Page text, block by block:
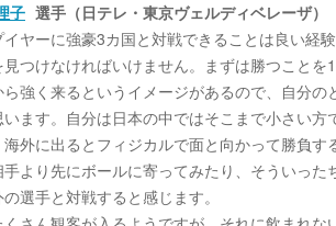
子 選手（日テレ・東京ヴェルディベレーザ）
イヤーに強豪3カ国と対戦できることは良い経
つけなければいけません。まずは勝つことを
強く来るというイメージがあるので、自分
ます。自分は日本の中ではそこまで小さい
外に出るとフィジカルで面と向かって勝負
より先にボールに寄ってみたり、そういっ
選手と対戦すると感じます。